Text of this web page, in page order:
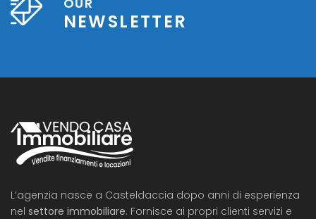
NEWSLETTER
L’agenzia nasce a Casteldaccia dopo anni di esperienza
nel settore immobiliare. Fornisce ai propri clienti servizi e